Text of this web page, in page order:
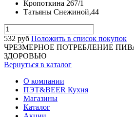
Кропоткина 267/1
Татьяны Снежиной,44
532 руб Положить в список покупок
ЧРЕЗМЕРНОЕ ПОТРЕБЛЕНИЕ
ЗДОРОВЬЮ
Вернуться в каталог
О компании
ПЭТ&BEER Кухня
Магазины
Каталог